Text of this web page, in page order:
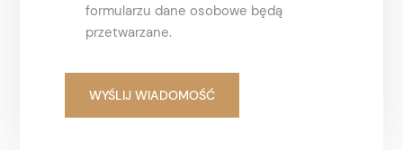
formularzu dane osobowe będą
przetwarzane.